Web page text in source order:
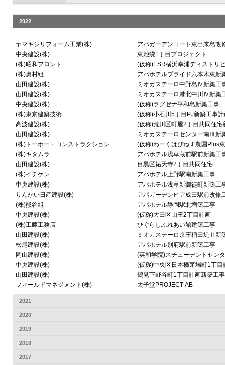
2022
ヤマギシリフォーム工業(株)
アパガーデンコート東出来島改
中央建設(株)
東池袋1丁目プロジェクト
(株)昭和フロント
(仮称)ESR横浜幸浦ディストリ
(株)奥村組
アパホテルプライド六本木東新
山田建設(株)
ミオカステーロ中野島Ⅳ新築工
山田建設(株)
ミオカステーロ港北中川Ⅳ新築
中央建設(株)
(仮称)ラグゼナ平和島新築工事
(株)東京建築技術
(仮称)小石川5丁目PJ新築工事計
髙波建設(株)
(仮称)荒川区町屋2丁目共同住宅
山田建設(株)
ミオカステーロセンター南Ⅲ新
(株)トーホー・コンストラクション
(仮称)わーくはぴねす農園Plus
(株)キタムラ
アパホテル浅草蔵前駅前新築工
山田建設(株)
目黒区祐天寺2丁目共同住宅
(株)イチケン
アパホテル上野駅南新築工事
中央建設(株)
アパホテル浅草新御徒町新築工
りんかい日産建設(株)
アパガーデンピア成田駅前改修
(株)熊谷組
アパホテル静岡駅北増築工事
中央建設(株)
(仮称)大田区山王2丁目計画
(株)工藤工務店
ひぐらしふれあい館建築工事
山田建設(株)
ミオカステーロ京王稲田堤Ⅱ新
松尾建設(株)
アパホテル別府駅前新築工事
岡山建設(株)
(英和学院)スチューデントセン
中央建設(株)
(仮称)中央区日本橋茅場町1丁目
山田建設(株)
鶴見下野谷町1丁目計画新築工事
フィールドマネジメント(株)
太子堂PROJECT-AB
2021
2020
2019
2018
2017